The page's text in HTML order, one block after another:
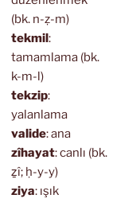
(bk. n-ẓ-m)
tekmil:
tamamlama (bk.
k-m-l)
tekzip:
yalanlama
valide: ana
zîhayat: canlı (bk.
ẕî; ḥ-y-y)
ziya: ışık